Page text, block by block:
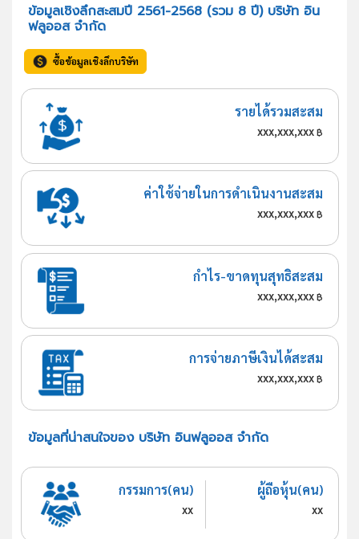
ข้อมูลเชิงลึกสะสมปี 2561-2568 (รวม 8 ปี) บริษัท อิน
ฟลูออส จำกัด
ซื้อข้อมูลเชิงลึกบริษัท
รายได้รวมสะสม
xxx,xxx,xxx฿
ค่าใช้จ่ายในการดำเนินงานสะสม
xxx,xxx,xxx฿
กำไร-ขาดทุนสุทธิสะสม
xxx,xxx,xxx฿
การจ่ายภาษีเงินได้สะสม
xxx,xxx,xxx฿
ข้อมูลที่น่าสนใจของ บริษัท อินฟลูออส จำกัด
กรรมการ(คน)
xx
ผู้ถือหุ้น(คน)
xx